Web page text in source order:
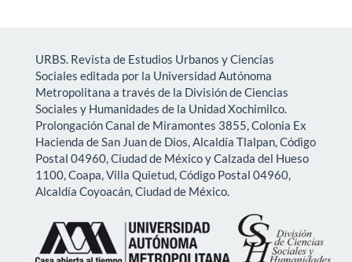
URBS. Revista de Estudios Urbanos y Ciencias
Sociales editada por la Universidad Autónoma
Metropolitana a través de la División de Ciencias
Sociales y Humanidades de la Unidad Xochimilco.
Prolongación Canal de Miramontes 3855, Colonia Ex
Hacienda de San Juan de Dios, Alcaldía Tlalpan, Código
Postal 04960, Ciudad de México y Calzada del Hueso
1100, Coapa, Villa Quietud, Código Postal 04960,
Alcaldía Coyoacán, Ciudad de México.